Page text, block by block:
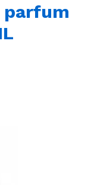
parfum